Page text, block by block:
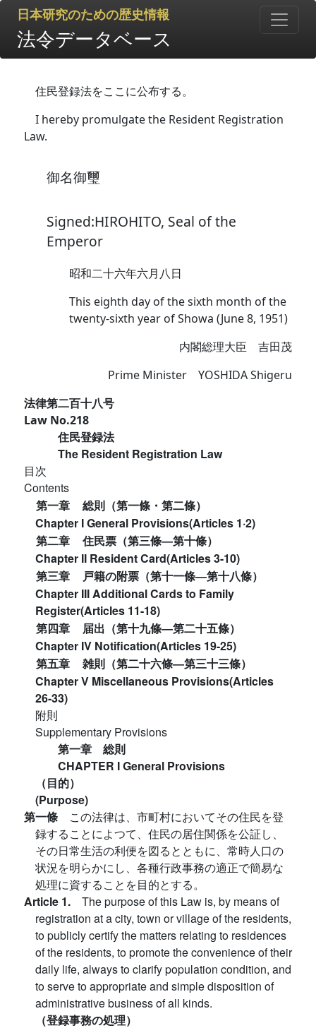
日本研究のための歴史情報
法令データベース
住民登録法をここに公布する。
I hereby promulgate the Resident Registration
Law.
御名御璽
Signed:HIROHITO, Seal of the
Emperor
昭和二十六年六月八日
This eighth day of the sixth month of the
twenty-sixth year of Showa (June 8, 1951)
内閣総理大臣 吉田茂
Prime Minister YOSHIDA Shigeru
法律第二百十八号
Law No.218
住民登録法
The Resident Registration Law
目次
Contents
第一章
総則（第一條・第二條）
Chapter I General Provisions(Articles 1·2)
第二章
住民票（第三條―第十條）
Chapter II Resident Card(Articles 3-10)
第三章
戸籍の附票（第十一條―第十八條）
Chapter III Additional Cards to Family
Register(Articles 11-18)
第四章
届出（第十九條―第二十五條）
Chapter IV Notification(Articles 19-25)
第五章
雑則（第二十六條―第三十三條）
Chapter V Miscellaneous Provisions(Articles
26-33)
附則
Supplementary Provisions
第一章 総則
CHAPTER I General Provisions
（目的）
(Purpose)
第一條 この法律は、市町村においてその住民を登
録することによつて、住民の居住関係を公証し、
その日常生活の利便を図るとともに、常時人口の
状況を明らかにし、各種行政事務の適正で簡易な
処理に資することを目的とする。
Article 1. The purpose of this Law is, by means of
registration at a city, town or village of the residents,
to publicly certify the matters relating to residences
of the residents, to promote the convenience of their
daily life, always to clarify population condition, and
to serve to appropriate and simple disposition of
administrative business of all kinds.
（登録事務の処理）